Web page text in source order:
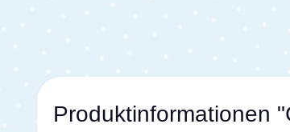
Produktinformationen